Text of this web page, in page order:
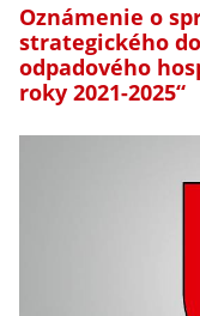
Oznámenie o
strategického
odpadového
roky 2021-2025“